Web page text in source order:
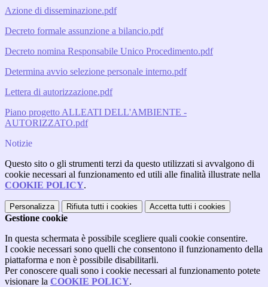
Azione di disseminazione.pdf
Decreto formale assunzione a bilancio.pdf
Decreto nomina Responsabile Unico Procedimento.pdf
Determina avvio selezione personale interno.pdf
Lettera di autorizzazione.pdf
Piano progetto ALLEATI DELL'AMBIENTE -
AUTORIZZATO.pdf
Notizie
Questo sito o gli strumenti terzi da questo utilizzati si avvalgono di
cookie necessari al funzionamento ed utili alle finalità illustrate nella
COOKIE POLICY.
Personalizza Rifiuta tutti i cookies Accetta tutti i cookies
Gestione cookie
In questa schermata è possibile scegliere quali cookie consentire.
I cookie necessari sono quelli che consentono il funzionamento della
piattaforma e non è possibile disabilitarli.
Per conoscere quali sono i cookie necessari al funzionamento potete
visionare la COOKIE POLICY.